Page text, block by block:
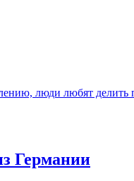
люди любят делить
Германии